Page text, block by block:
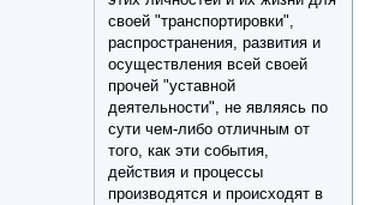
своей "транспортировки",
распространения, развития и
осуществления всей своей
прочей "уставной
деятельности", не являясь по
сути чем-либо отличным от
того, как эти события,
действия и процессы
производятся и происходят в